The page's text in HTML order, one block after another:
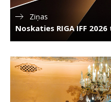
Ziņas
Noskaties RIGA IFF